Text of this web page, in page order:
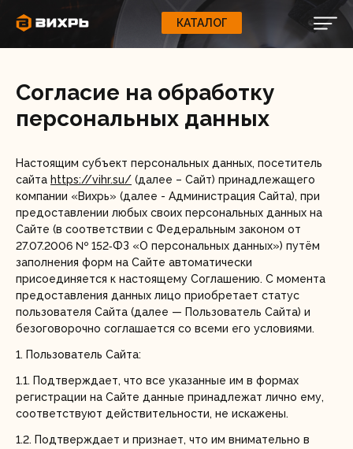
КАТАЛОГ
КАТАЛОГ
О бренде
Доставка и оплата
Контакты
Свернуть
ЭЛЕКТРОИНСТРУМЕНТЫ
НАСОСЫ
СЕЛЬХОЗТЕХНИКА
ОБОРУДОВАНИЕ
Согласие на обработку
персональных данных
Настоящим субъект персональных данных, посетитель
сайта https://vihr.su/ (далее – Сайт) принадлежащего
компании «Вихрь» (далее - Администрация Сайта), при
предоставлении любых своих персональных данных на
Сайте (в соответствии с Федеральным законом от
27.07.2006 № 152‑ФЗ «О персональных данных») путём
заполнения форм на Сайте автоматически
присоединяется к настоящему Соглашению. С момента
предоставления данных лицо приобретает статус
пользователя Сайта (далее — Пользователь Сайта) и
безоговорочно соглашается со всеми его условиями.
1. Пользователь Сайта:
1.1. Подтверждает, что все указанные им в формах
регистрации на Сайте данные принадлежат лично ему,
соответствуют действительности, не искажены.
1.2. Подтверждает и признает, что им внимательно в
Забыли пароль?
Регистрация
ВАШ ЗАКАЗ